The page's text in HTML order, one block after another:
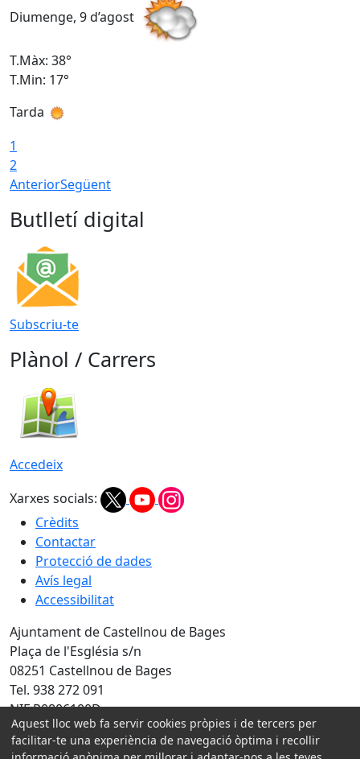
Diumenge, 9 d’agost
T.Màx: 38°
T.Min: 17°
Tarda
1
2
AnteriorSegüent
Butlletí digital
Subscriu-te
Plànol / Carrers
Accedeix
Xarxes socials:
Crèdits
Contactar
Protecció de dades
Avís legal
Accessibilitat
Ajuntament de Castellnou de Bages
Plaça de l'Església s/n
08251 Castellnou de Bages
Tel. 938 272 091
NIF P0806100D
Amb la col·laboració de:
Aquest lloc web fa servir cookies pròpies i de tercers per
facilitar-te una experiència de navegació òptima i recollir